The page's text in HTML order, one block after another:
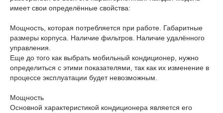
имеет свои определённые свойства:
Мощность, которая потребляется при работе. Габаритные
размеры корпуса. Наличие фильтров. Наличие удалённого
управления.
Еще до того как выбрать мобильный кондиционер, нужно
определиться с этими показателями, так как их изменение в
процессе эксплуатации будет невозможным.
Мощность
Основной характеристикой кондиционера является его